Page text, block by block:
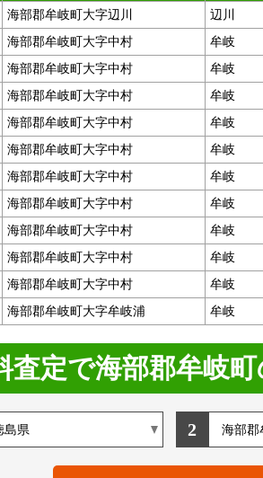
海部郡牟岐町大字辺川 辺川
海部郡牟岐町大字中村 牟岐
海部郡牟岐町大字中村 牟岐
海部郡牟岐町大字中村 牟岐
海部郡牟岐町大字中村 牟岐
海部郡牟岐町大字中村 牟岐
海部郡牟岐町大字中村 牟岐
海部郡牟岐町大字中村 牟岐
海部郡牟岐町大字中村 牟岐
海部郡牟岐町大字中村 牟岐
海部郡牟岐町大字中村 牟岐
海部郡牟岐町大字牟岐浦 牟岐
査定で海部郡牟岐
2